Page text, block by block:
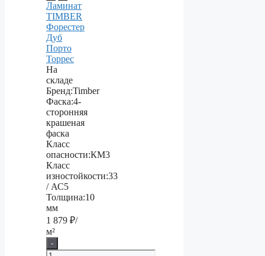
Ламинат
TIMBER
Форестер
Дуб
Порто
Торрес
На
складе
Бренд:Timber
Фаска:4-
сторонняя
крашеная
фаска
Класс
опасности:КМ3
Класс
изностойкости:33
/ АС5
Толщина:10
мм
1 879 ₽/
м²
-